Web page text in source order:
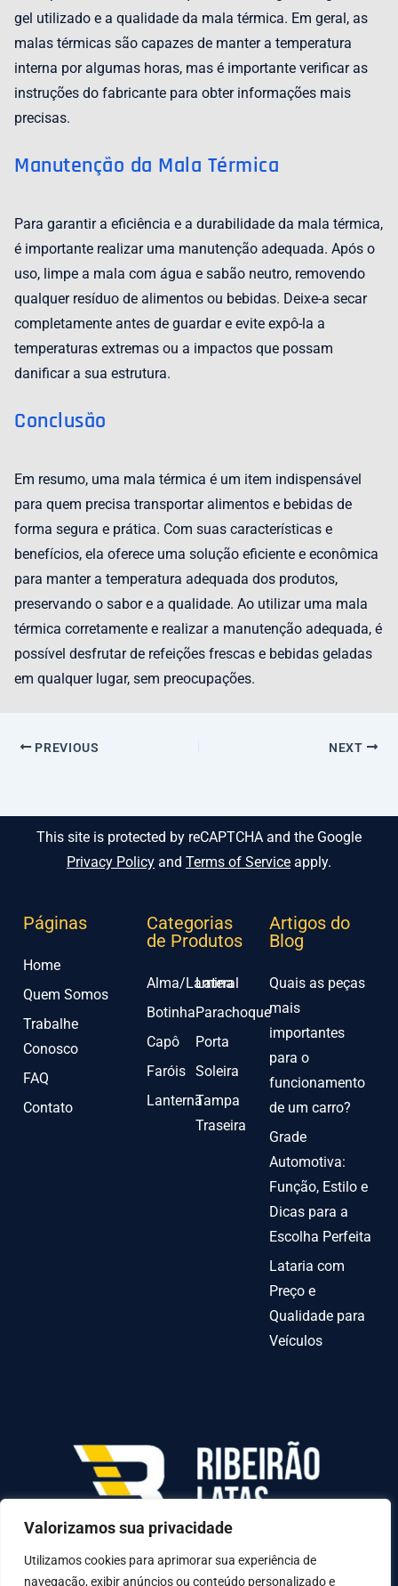
Valorizamos sua privacidade
Utilizamos cookies para aprimorar sua experiência de
navegação, exibir anúncios ou conteúdo personalizado e
gel utilizado e a qualidade da mala térmica. Em geral, as
malas térmicas são capazes de manter a temperatura
interna por algumas horas, mas é importante verificar as
instruções do fabricante para obter informações mais
precisas.
Manutenção da Mala Térmica
Para garantir a eficiência e a durabilidade da mala térmica,
é importante realizar uma manutenção adequada. Após o
uso, limpe a mala com água e sabão neutro, removendo
qualquer resíduo de alimentos ou bebidas. Deixe-a secar
completamente antes de guardar e evite expô-la a
temperaturas extremas ou a impactos que possam
danificar a sua estrutura.
Conclusão
Em resumo, uma mala térmica é um item indispensável
para quem precisa transportar alimentos e bebidas de
forma segura e prática. Com suas características e
benefícios, ela oferece uma solução eficiente e econômica
para manter a temperatura adequada dos produtos,
preservando o sabor e a qualidade. Ao utilizar uma mala
térmica corretamente e realizar a manutenção adequada, é
possível desfrutar de refeições frescas e bebidas geladas
em qualquer lugar, sem preocupações.
PREVIOUS NEXT
This site is protected by reCAPTCHA and the Google
Privacy Policy and Terms of Service apply.
Páginas
Home
Quem Somos
Trabalhe
Conosco
FAQ
Contato
Categorias
de Produtos
Alma/Lamina
Botinha
Capô
Faróis
Lanterna
Lateral
Parachoque
Porta
Soleira
Tampa
Traseira
Artigos do
Blog
Quais as peças
mais
importantes
para o
funcionamento
de um carro?
Grade
Automotiva:
Função, Estilo e
Dicas para a
Escolha Perfeita
Lataria com
Preço e
Qualidade para
Veículos
AV INDEPENDENCIA º 6378 QUADRA70-C LOTE
31-A, Goiânia - GO, 74070-010